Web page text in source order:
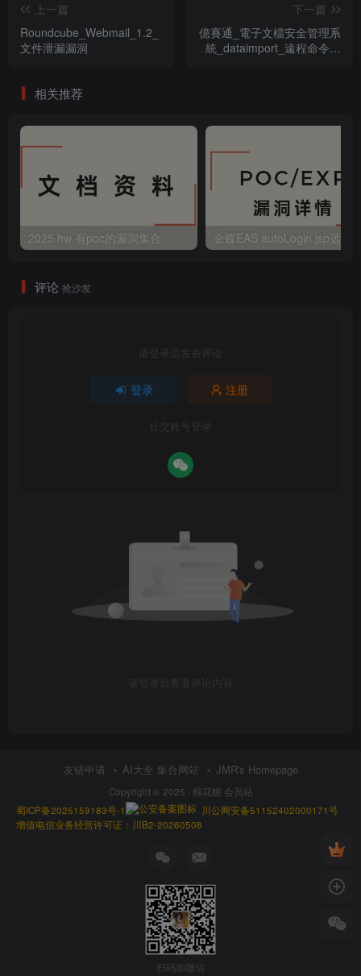
上一篇
Roundcube_Webmail_1.2_
文件泄漏漏洞
下一篇
億賽通_電子文檔安全管理系
統_dataimport_遠程命令執
相关推荐
2025 hw 有poc的漏洞集合
评论 抢沙发
请登录后发表评论
登录 注册
社交账号登录
请登录后查看评论内容
友链申请 AI大全 集合网站 JMR's Homepage
Copyright © 2025 · 棉花糖 会员站
蜀ICP备2025159183号-1
川公网安备51152402000171号
增值电信业务经营许可证：川B2-20260508
扫码加微信